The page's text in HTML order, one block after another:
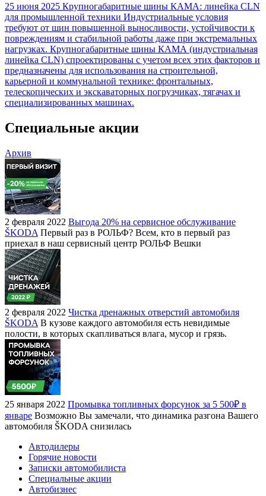
25 июня 2025 Крупногабаритные шины КАМА: линейка CLN
для промышленной техники Индустриальные условия
требуют от шин повышенной выносливости, устойчивости к
повреждениям и стабильной работы даже при экстремальных
нагрузках. Крупногабаритные шины КАМА (индустриальная
линейка CLN) спроектированы с учетом всех этих факторов и
предназначены для использования на строительной,
карьерной и коммунальной технике: фронтальных,
телескопических и экскаваторных погрузчиках, тягачах и
специализированных машинах.
Специальные акции
Архив
2 февраля 2022 Выгода 20% на сервисное обслуживание
ŠKODA Первый раз в РОЛЬФ? Всем, кто в первый раз
приехал в наш сервисный центр РОЛЬФ Вешки
2 февраля 2022 Чистка дренажных отверстий автомобиля
ŠKODA В кузове каждого автомобиля есть невидимые
полости, в которых скапливаться влага, мусор и грязь.
25 января 2022 Промывка топливных форсунок за 5 500₽ в
январе Возможно Вы замечали, что динамика разгона Вашего
автомобиля ŠKODA снизилась
Автодилеры
Горячие новости
Записки автомобилиста
Специальные акции
Автобизнес